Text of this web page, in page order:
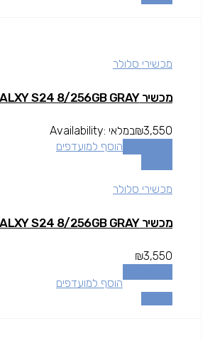
מכשירי סלולר
מכשיר SMASUNG GLALXY S24 8/256GB GRAY רשמי
₪3,550
Availability: במלאי
הוסף למועדפים
מכשירי סלולר
מכשיר SMASUNG GLALXY S24 8/256GB GRAY רשמי
₪3,550
הוסף למועדפים